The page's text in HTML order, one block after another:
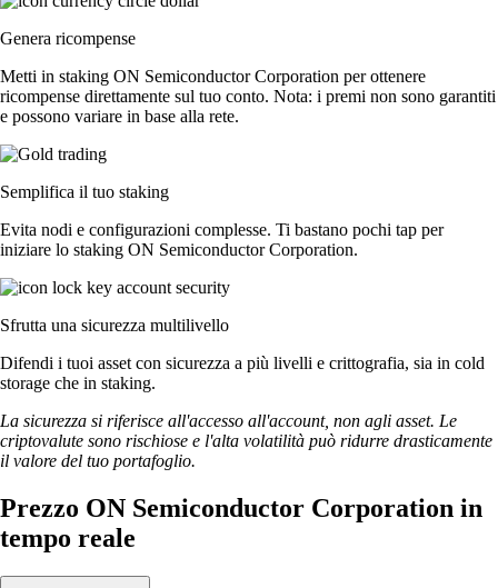
Genera ricompense
Metti in staking ON Semiconductor Corporation per ottenere
ricompense direttamente sul tuo conto. Nota: i premi non sono garantiti
e possono variare in base alla rete.
Semplifica il tuo staking
Evita nodi e configurazioni complesse. Ti bastano pochi tap per
iniziare lo staking ON Semiconductor Corporation.
Sfrutta una sicurezza multilivello
Difendi i tuoi asset con sicurezza a più livelli e crittografia, sia in cold
storage che in staking.
La sicurezza si riferisce all'accesso all'account, non agli asset. Le
criptovalute sono rischiose e l'alta volatilità può ridurre drasticamente
il valore del tuo portafoglio.
Prezzo ON Semiconductor Corporation in
tempo reale